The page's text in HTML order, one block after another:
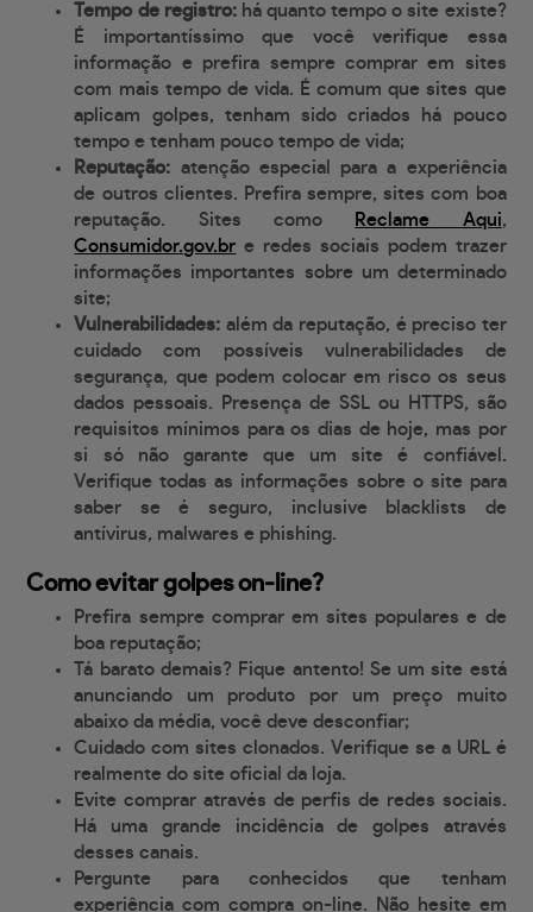
Tempo de registro:há quanto tempo o site existe?
É importantíssimo que você verifique essa
informação e prefira sempre comprar em sites
com mais tempo de vida. É comum que sites que
aplicam golpes, tenham sido criados há pouco
tempo e tenham pouco tempo de vida;
Reputação: atenção especial para a experiência
de outros clientes. Prefira sempre, sites com boa
reputação. Sites como
Reclame Aqui,
Consumidor.gov.br e redes sociais podem trazer
informações importantes sobre um determinado
site;
Vulnerabilidades: além da reputação, é preciso ter
cuidado com possíveis vulnerabilidades de
segurança, que podem colocar em risco os seus
dados pessoais. Presença de SSL ou HTTPS, são
requisitos mínimos para os dias de hoje, mas por
si só não garante que um site é confiável.
Verifique todas as informações sobre o site para
saber se é seguro, inclusive blacklists de
antívirus, malwares e phishing.
Como evitar golpes on-line?
Prefira sempre comprar em sites populares e de
boa reputação;
Tá barato demais? Fique antento! Se um site está
anunciando um produto por um preço muito
abaixo da média, você deve desconfiar;
Cuidado com sites clonados. Verifique se a URL é
realmente do site oficial da loja.
Evite comprar através de perfis de redes sociais.
Há uma grande incidência de golpes através
desses canais.
Pergunte para conhecidos que tenham
experiência com compra on-line. Não hesite em